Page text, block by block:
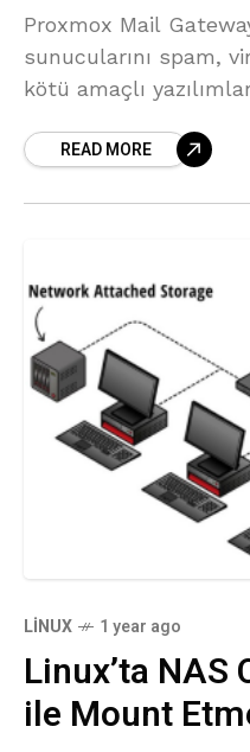
Proxmox Mail
sunucularını spam,
kötü amaçlı
ayarlarlaREAD MORE
LINUX 1 year ago
Linux’ta NAS
ile Mount